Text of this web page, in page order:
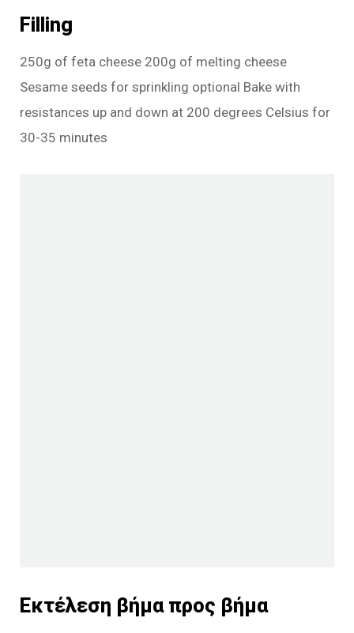
Filling
250g of feta cheese 200g of melting cheese
Sesame seeds for sprinkling optional Bake with
resistances up and down at 200 degrees Celsius for
30-35 minutes
Εκτέλεση βήμα προς βήμα